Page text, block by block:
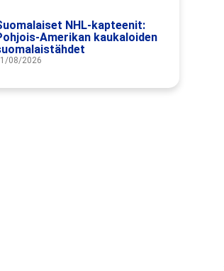
NHL-kapteenit:
Amerikan kaukaloiden
08/2026